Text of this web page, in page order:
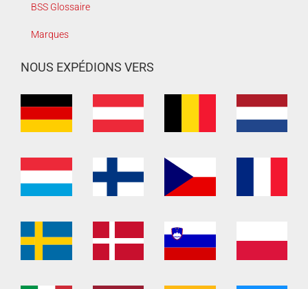
BSS Glossaire
Marques
NOUS EXPÉDIONS VERS